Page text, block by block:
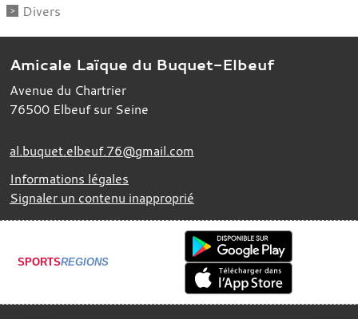
Divers
Amicale Laïque du Buquet-Elbeuf
Avenue du Chartrier
76500 Elbeuf sur Seine
al.buquet.elbeuf.76@gmail.com
Informations légales
Signaler un contenu inapproprié
SPORTSREGIONS